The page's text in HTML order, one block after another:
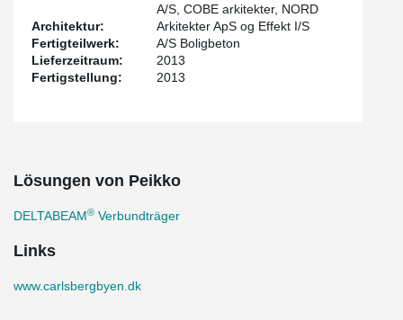
Architektur:
A/S, COBE arkitekter, NORD
Arkitekter ApS og Effekt I/S
Fertigteilwerk:
A/S Boligbeton
Lieferzeitraum:
2013
Fertigstellung:
2013
Lösungen von Peikko
DELTABEAM® Verbundträger
Links
www.carlsbergbyen.dk